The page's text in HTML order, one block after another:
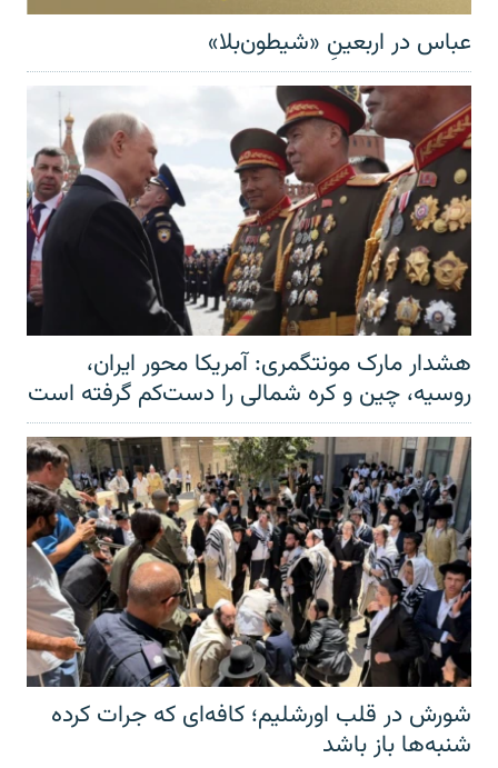
عباس در اربعینِ «شیطون‌بلا»
هشدار مارک مونتگمری: آمریکا محور ایران،
روسیه، چین و کره شمالی را دست‌کم گرفته است
شورش در قلب اورشلیم؛ کافه‌ای که جرات کرده
شنبه‌ها باز باشد